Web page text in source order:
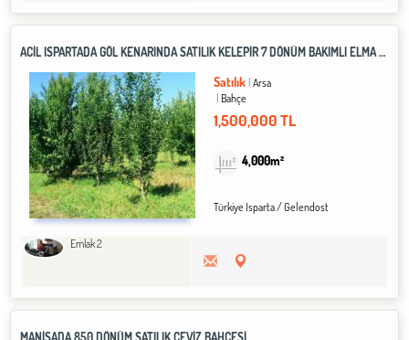
ACİL ISPARTADA GÖL KENARINDA SATILIK KELEPİR 7 DÖNÜM BAKIMLI ELMA BAHÇESİ
Satılık Arsa
Bahçe
1,500,000 TL
4,000m²
Türkiye Isparta / Gelendost
Emlak 2
MANİSADA 850 DÖNÜM SATILIK CEVİZ BAHÇESİ